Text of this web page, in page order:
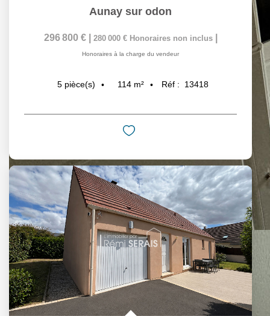
Aunay sur odon
296 800 € 280 000 € Honoraires non inclus
Honoraires à la charge du vendeur
5 pièce(s) 114 m² Réf : 13418